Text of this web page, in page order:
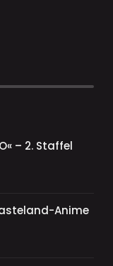
– 2. Staffel
Anime